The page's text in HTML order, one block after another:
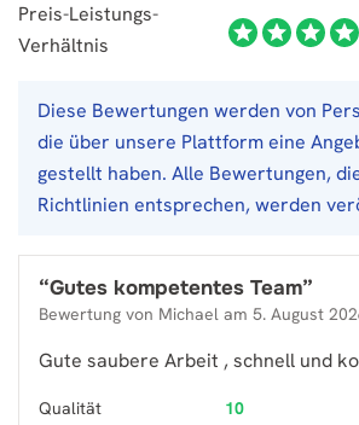
Preis-Leistungs-
Verhältnis
Diese Bewertungen werden von
die über unsere Plattform eine
gestellt haben. Alle Bewertungen,
Richtlinien entsprechen, werden
“Gutes kompetentes Team”
Bewertung von Michael am 5. August
Gute saubere Arbeit , schnell und
Qualität
10